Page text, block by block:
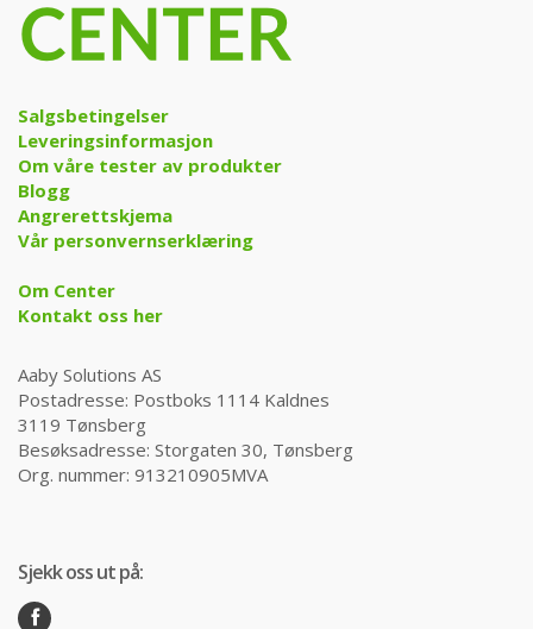
Salgsbetingelser
Leveringsinformasjon
Om våre tester av produkter
Blogg
Angrerettskjema
Vår personvernserklæring
Om Center
Kontakt oss her
Aaby Solutions AS
Postadresse: Postboks 1114 Kaldnes
3119 Tønsberg
Besøksadresse: Storgaten 30, Tønsberg
Org. nummer: 913210905MVA
Sjekk oss ut på: